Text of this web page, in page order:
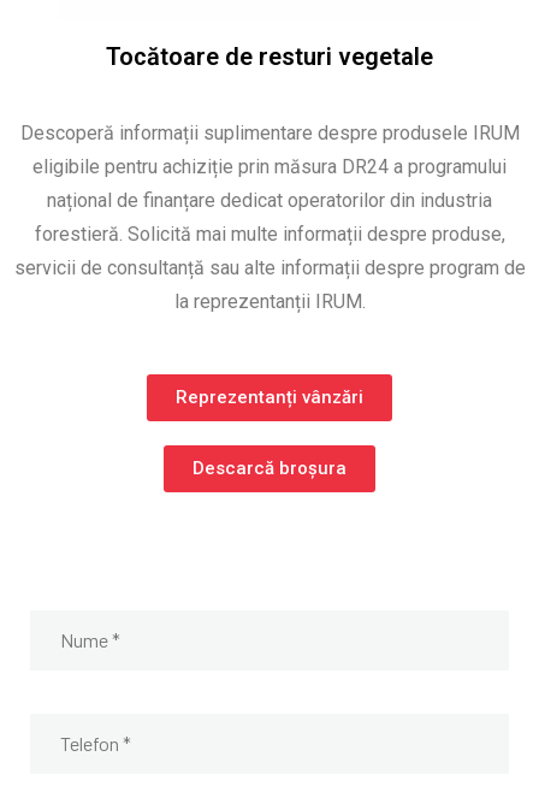
Tocătoare de resturi vegetale
Descoperă informații suplimentare despre produsele IRUM
eligibile pentru achiziție prin măsura DR24 a programului
național de finanțare dedicat operatorilor din industria
forestieră. Solicită mai multe informații despre produse,
servicii de consultanță sau alte informații despre program de
la reprezentanții IRUM.
Reprezentanți vânzări
Descarcă broșura